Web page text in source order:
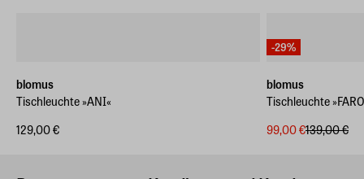
blomus
Tischleuchte »ANI«
129,00 €
-29%
blomus
Tischleuchte
99,00 €139,00 €